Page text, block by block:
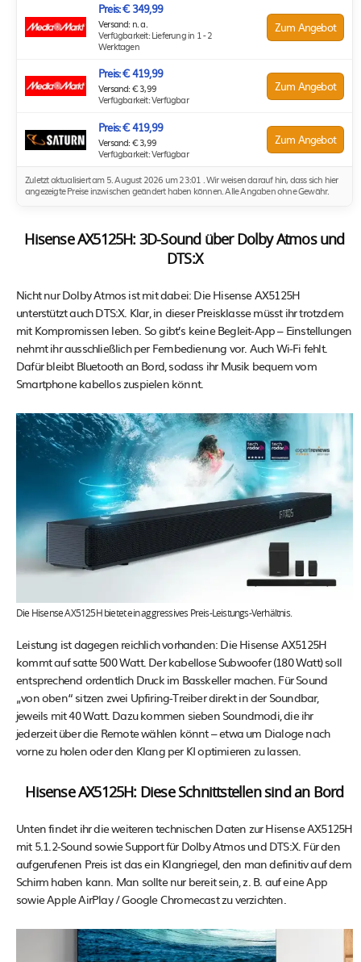
Preis: € 349,99
Versand: n. a.
Verfügbarkeit: Lieferung in 1 - 2
Werktagen
Zum Angebot
Preis: € 419,99
Versand: € 3,99
Verfügbarkeit: Verfügbar
Zum Angebot
Preis: € 419,99
Versand: € 3,99
Verfügbarkeit: Verfügbar
Zum Angebot
Zuletzt aktualisiert am 5. August 2026 um 23:01 . Wir weisen darauf hin, dass sich hier
angezeigte Preise inzwischen geändert haben können. Alle Angaben ohne Gewähr.
Hisense AX5125H: 3D-Sound über Dolby Atmos und
DTS:X
Nicht nur Dolby Atmos ist mit dabei: Die Hisense AX5125H
unterstützt auch DTS:X. Klar, in dieser Preisklasse müsst ihr trotzdem
mit Kompromissen leben. So gibt’s keine Begleit-App – Einstellungen
nehmt ihr ausschließlich per Fernbedienung vor. Auch Wi-Fi fehlt.
Dafür bleibt Bluetooth an Bord, sodass ihr Musik bequem vom
Smartphone kabellos zuspielen könnt.
Die Hisense AX5125H bietet ein aggressives Preis-Leistungs-Verhältnis.
Leistung ist dagegen reichlich vorhanden: Die Hisense AX5125H
kommt auf satte 500 Watt. Der kabellose Subwoofer (180 Watt) soll
entsprechend ordentlich Druck im Basskeller machen. Für Sound
„von oben“ sitzen zwei Upfiring-Treiber direkt in der Soundbar,
jeweils mit 40 Watt. Dazu kommen sieben Soundmodi, die ihr
jederzeit über die Remote wählen könnt – etwa um Dialoge nach
vorne zu holen oder den Klang per KI optimieren zu lassen.
Hisense AX5125H: Diese Schnittstellen sind an Bord
Unten findet ihr die weiteren technischen Daten zur Hisense AX5125H
mit 5.1.2-Sound sowie Support für Dolby Atmos und DTS:X. Für den
aufgerufenen Preis ist das ein Klangriegel, den man definitiv auf dem
Schirm haben kann. Man sollte nur bereit sein, z. B. auf eine App
sowie Apple AirPlay / Google Chromecast zu verzichten.